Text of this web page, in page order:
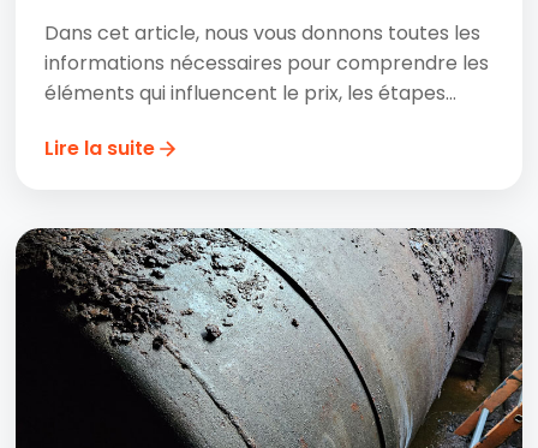
Dans cet article, nous vous donnons toutes les
informations nécessaires pour comprendre les
éléments qui influencent le prix, les étapes...
Lire la suite